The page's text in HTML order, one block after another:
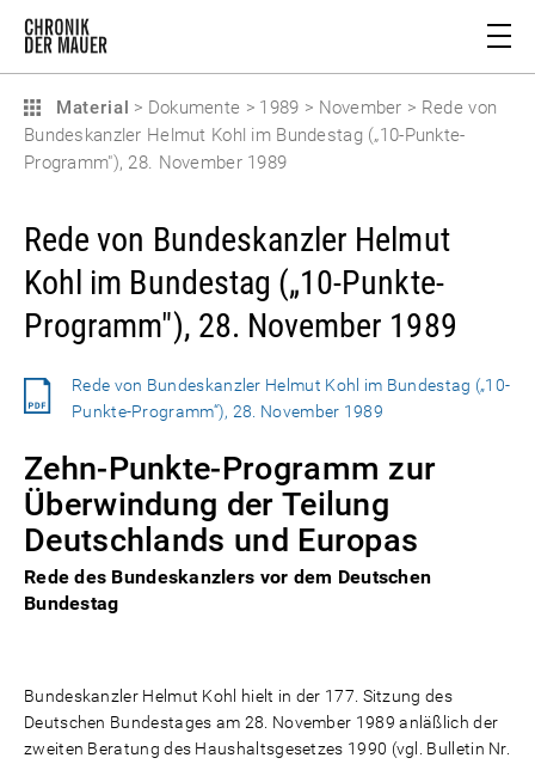
Material > Dokumente > 1989 > November > Rede von
Bundeskanzler Helmut Kohl im Bundestag („10-Punkte-
Programm"), 28. November 1989
Rede von Bundeskanzler Helmut
Kohl im Bundestag („10-Punkte-
Programm"), 28. November 1989
Rede von Bundeskanzler Helmut Kohl im Bundestag („10-
Punkte-Programm“), 28. November 1989
Zehn-Punkte-Programm zur
Überwindung der Teilung
Deutschlands und Europas
Rede des Bundeskanzlers vor dem Deutschen
Bundestag
Bundeskanzler Helmut Kohl hielt in der 177. Sitzung des
Deutschen Bundestages am 28. November 1989 anläßlich der
zweiten Beratung des Haushaltsgesetzes 1990 (vgl. Bulletin Nr.